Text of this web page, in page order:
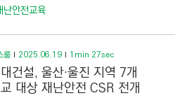
난안전교육
룸 2025.06.19 1min 27sec
건설, 울산·울진 지역 7개
대상 재난안전 CSR 전개